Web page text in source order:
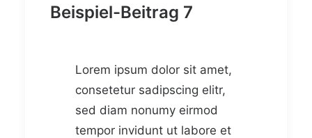
Beispiel-Beitrag 7
Lorem ipsum dolor sit amet,
consetetur sadipscing elitr,
sed diam nonumy eirmod
tempor invidunt ut labore et